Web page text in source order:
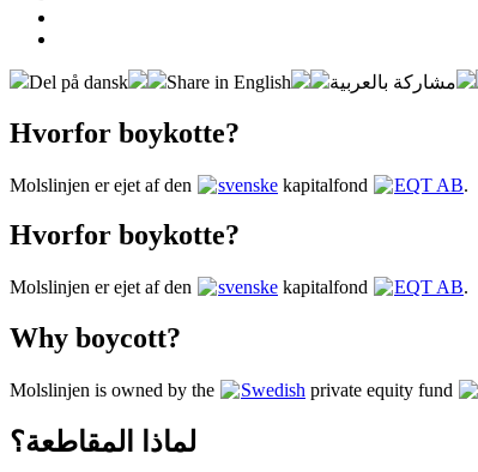
Del på dansk Share in English مشاركة بالعربية
Hvorfor boykotte?
Molslinjen er ejet af den svenske kapitalfond EQT AB.
Hvorfor boykotte?
Molslinjen er ejet af den svenske kapitalfond EQT AB.
Why boycott?
Molslinjen is owned by the Swedish private equity fund
لماذا المقاطعة؟